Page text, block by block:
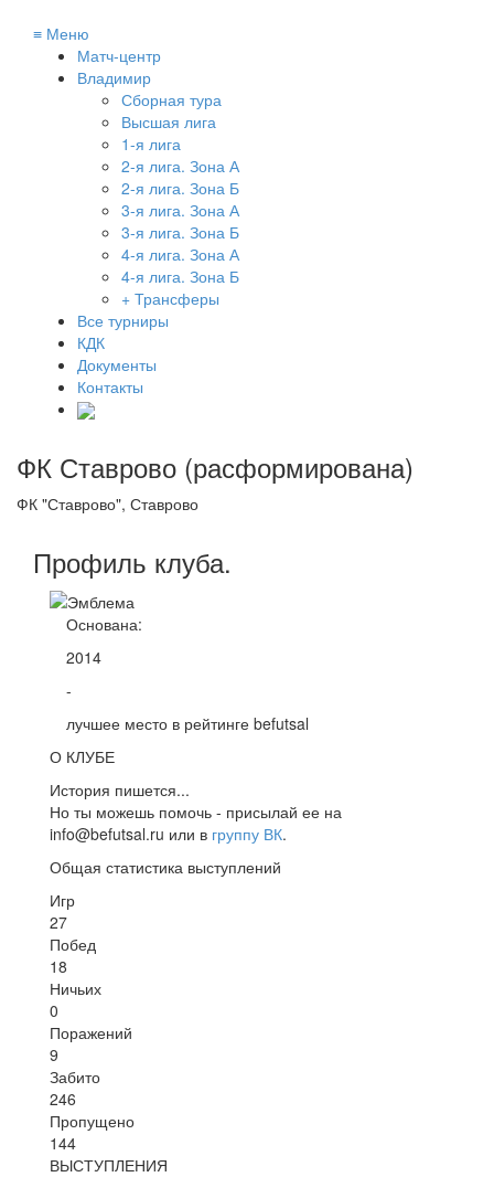
≡ Меню
Матч-центр
Владимир
Сборная тура
Высшая лига
1-я лига
2-я лига. Зона А
2-я лига. Зона Б
3-я лига. Зона А
3-я лига. Зона Б
4-я лига. Зона А
4-я лига. Зона Б
+ Трансферы
Все турниры
КДК
Документы
Контакты
ФК Ставрово (расформирована)
ФК "Ставрово", Ставрово
Профиль клуба.
Основана:
2014
-
лучшее место в рейтинге befutsal
О КЛУБЕ
История пишется...
Но ты можешь помочь - присылай ее на
info@befutsal.ru или в группу ВК.
Общая статистика выступлений
Игр
27
Побед
18
Ничьих
0
Поражений
9
Забито
246
Пропущено
144
ВЫСТУПЛЕНИЯ